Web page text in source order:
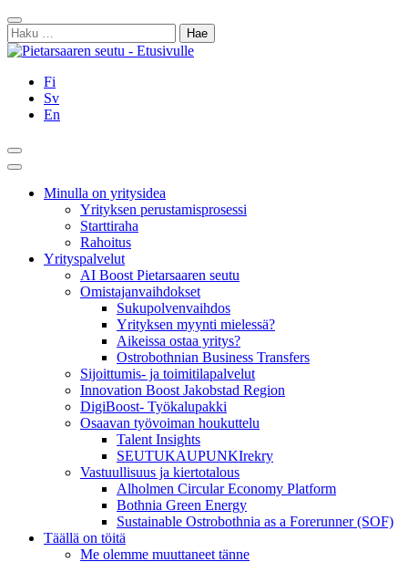
Siirry
sisältöön
Sulje
Haku:
Fi
Sv
En
Hae
Päävalikko
Minulla on yritysidea
Yrityksen perustamisprosessi
Starttiraha
Rahoitus
Yrityspalvelut
AI Boost Pietarsaaren seutu
Omistajanvaihdokset
Sukupolvenvaihdos
Yrityksen myynti mielessä?
Aikeissa ostaa yritys?
Ostrobothnian Business Transfers
Sijoittumis- ja toimitilapalvelut
Innovation Boost Jakobstad Region
DigiBoost- Työkalupakki
Osaavan työvoiman houkuttelu
Talent Insights
SEUTUKAUPUNKIrekry
Vastuullisuus ja kiertotalous
Alholmen Circular Economy Platform
Bothnia Green Energy
Sustainable Ostrobothnia as a Forerunner (SOF)
Täällä on töitä
Me olemme muuttaneet tänne